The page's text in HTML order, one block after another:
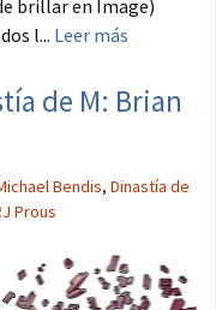
brillar en Image)
l... Leer más
de M: Brian
Bendis, Dinastía de
Prous